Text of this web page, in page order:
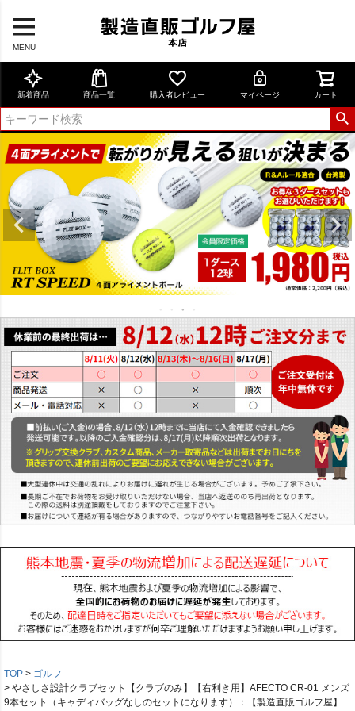
MENU
新着商品 商品一覧 購入者レビュー マイページ カート
TOP
ゴルフ
やさしさ設計クラブセット【クラブのみ】【右利き用】AFECTO CR-01 メンズ
9本セット（キャディバッグなしのセットになります）：【製造直販ゴルフ屋】